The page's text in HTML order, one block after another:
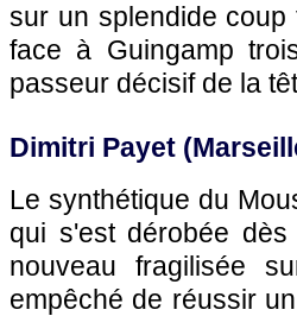
sur un splendide
face à Guingamp
passeur décisif de la
Dimitri Payet
Le synthétique du
qui s'est dérobée
nouveau fragilisée
empêché de réussir